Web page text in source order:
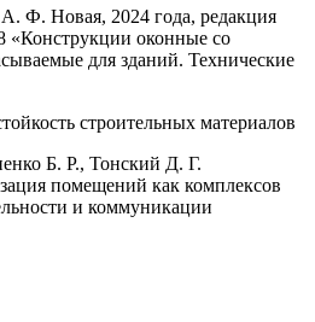
Ф. Новая, 2024 года, редакция
оконные со
для зданий. Технические
строительных материалов
Б. Р., Тонский Д. Г.
помещений как комплексов
и коммуникации